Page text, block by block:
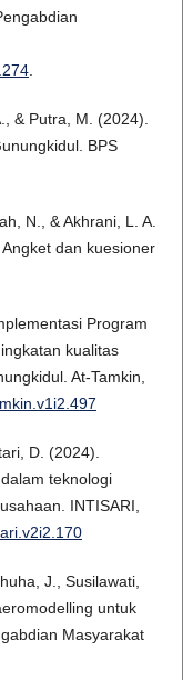
.
& Putra, M. (2024).
BPS
N., & Akhrani, L. A.
dan kuesioner
Program
kualitas
At-Tamkin,
D. (2024).
teknologi
INTISARI,
J., Susilawati,
untuk
Masyarakat